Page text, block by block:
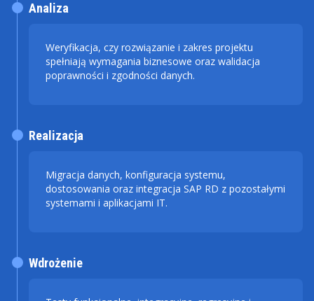
Weryfikacja, czy rozwiązanie i zakres projektu
spełniają wymagania biznesowe oraz walidacja
poprawności i zgodności danych.
Analiza
Migracja danych, konfiguracja systemu,
dostosowania oraz integracja SAP RD z pozostałymi
systemami i aplikacjami IT.
Realizacja
Wdrożenie